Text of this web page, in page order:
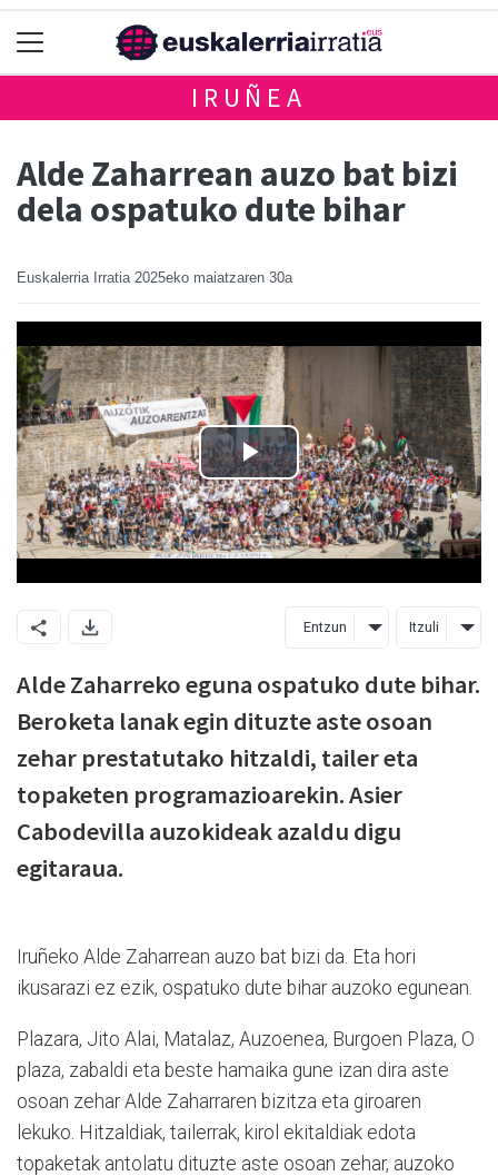
IRUÑEA
Alde Zaharrean auzo bat bizi
dela ospatuko dute bihar
Euskalerria Irratia 2025eko maiatzaren 30a
Entzun Itzuli
Alde Zaharreko eguna ospatuko dute bihar.
Beroketa lanak egin dituzte aste osoan
zehar prestatutako hitzaldi, tailer eta
topaketen programazioarekin. Asier
Cabodevilla auzokideak azaldu digu
egitaraua.
Iruñeko Alde Zaharrean auzo bat bizi da. Eta hori
ikusarazi ez ezik, ospatuko dute bihar auzoko egunean.
Plazara, Jito Alai, Matalaz, Auzoenea, Burgoen Plaza, O
plaza, zabaldi eta beste hamaika gune izan dira aste
osoan zehar Alde Zaharraren bizitza eta giroaren
lekuko. Hitzaldiak, tailerrak, kirol ekitaldiak edota
topaketak antolatu dituzte aste osoan zehar, auzoko